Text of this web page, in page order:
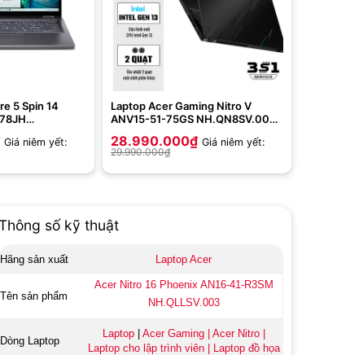
5 Spin 14
| Intel Iris
| Win 11 |
Giá niêm yết:
Laptop Acer Gaming Nitro V
ANV15-51-75GS NH.QN8SV.005
512GB | RTX 4050 6GB | 15.6
inch FHD | Win 11 | Black)
28.990.000₫ Giá niêm yết:
29.990.000₫
số kỹ thuật
Hãng sản xuất Laptop Acer
Tên sản phẩm
Acer Nitro 16 Phoenix AN16-41-R3SM
NH.QLLSV.003
Dòng Laptop
Laptop| Acer Gaming| Acer Nitro|
Laptop cho lập trình viên|
Laptop đồ họa